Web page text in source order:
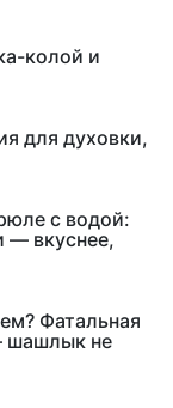
колой и
для духовки,
с водой:
— вкуснее,
Фатальная
шашлык не